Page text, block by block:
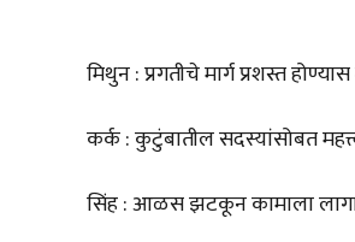
मिथुन : प्रगतीचे मार्ग प्रशस्त
कर्क : कुटुंबातील सदस्यांसोबत
सिंह : आळस झटकून कामाला